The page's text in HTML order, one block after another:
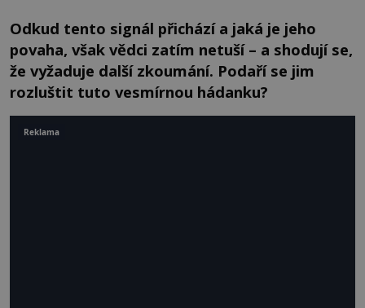
Odkud tento signál přichází a jaká je jeho
povaha, však vědci zatím netuší – a shodují se,
že vyžaduje další zkoumání. Podaří se jim
rozluštit tuto vesmírnou hádanku?
Reklama